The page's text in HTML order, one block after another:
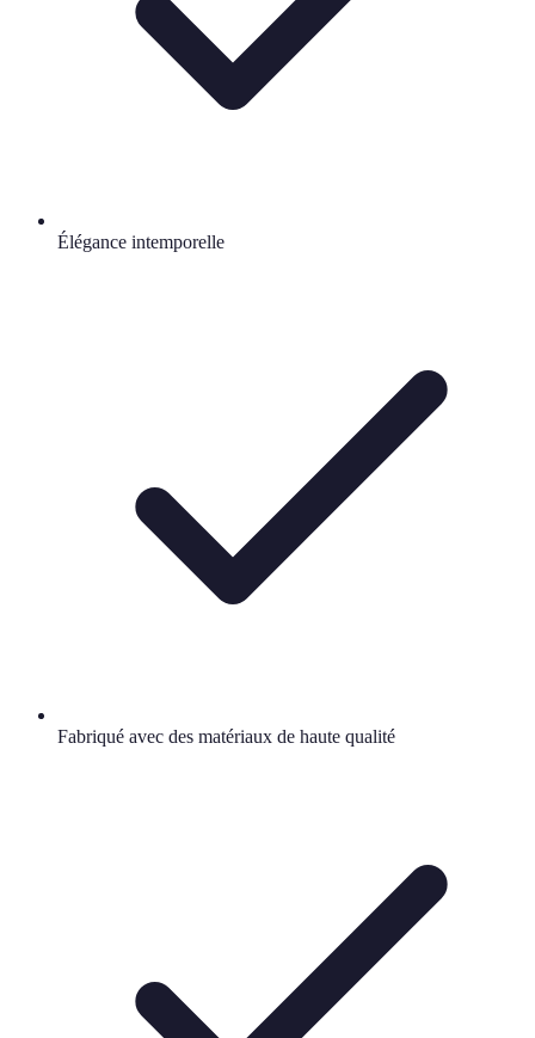
Élégance intemporelle
Fabriqué avec des matériaux de haute qualité